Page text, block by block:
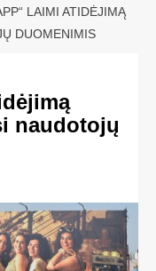
LAIMI ATIDĖJIMĄ
DUOMENIMIS
naudotojų